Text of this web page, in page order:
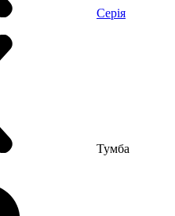
Серія
Тумба